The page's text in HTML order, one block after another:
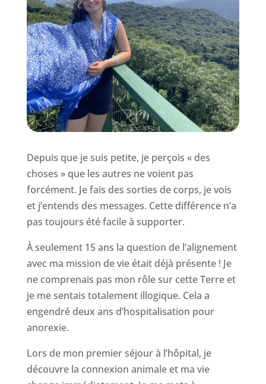
Depuis que je suis petite, je perçois « des
choses » que les autres ne voient pas
forcément. Je fais des sorties de corps, je vois
et j’entends des messages. Cette différence n’a
pas toujours été facile à supporter.
À seulement 15 ans la question de l’alignement
avec ma mission de vie était déjà présente ! Je
ne comprenais pas mon rôle sur cette Terre et
je me sentais totalement illogique. Cela a
engendré deux ans d’hospitalisation pour
anorexie.
Lors de mon premier séjour à l’hôpital, je
découvre la connexion animale et ma vie